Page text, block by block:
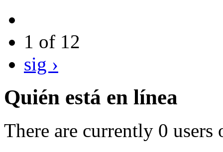
1 of 12
sig ›
Quién está en línea
There are currently 0 users